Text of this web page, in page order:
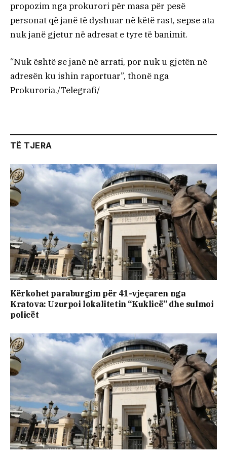
propozim nga prokurori për masa për pesë
personat që janë të dyshuar në këtë rast, sepse ata
nuk janë gjetur në adresat e tyre të banimit.
“Nuk është se janë në arrati, por nuk u gjetën në
adresën ku ishin raportuar”, thonë nga
Prokuroria./Telegrafi/
TË TJERA
Kërkohet paraburgim për 41-vjeçaren nga
Kratova: Uzurpoi lokalitetin “Kuklicë” dhe sulmoi
policët